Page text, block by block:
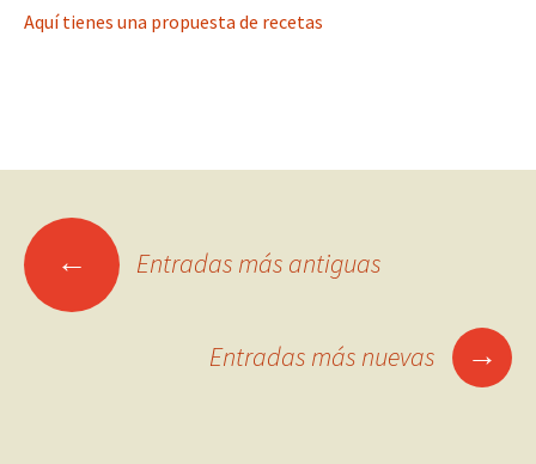
Aquí tienes una propuesta de recetas
Ir ← Entradas más antiguas
Entradas más nuevas →